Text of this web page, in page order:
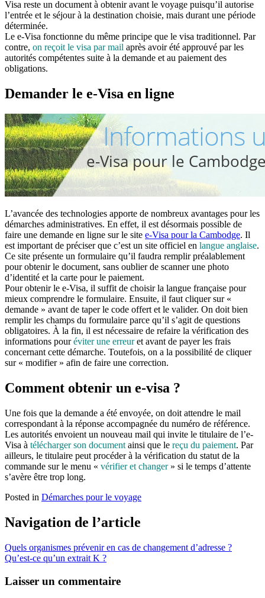
Visa reste un document à obtenir avant le voyage puisqu’il autorise
l’entrée et le séjour à la destination choisie, mais durant une période
déterminée.
Le e-Visa fonctionne du même principe que le visa traditionnel. Par
contre, on reçoit le visa par mail après avoir été approuvé par les
autorités compétentes suite à la demande et au paiement des
obligations.
Demander le e-Visa en ligne
L’avancée des technologies apporte de nombreux avantages pour les
démarches administratives. En effet, il est désormais possible de
faire une demande en ligne sur le site e-Visa pour la Cambodge. Il
est important de préciser que c’est un site officiel en langue anglaise.
Ce site présente un formulaire qu’il faudra remplir préalablement
pour obtenir le document, sans oublier de scanner une photo
d’identité et la carte pour le paiement.
Pour obtenir le e-Visa, il suffit de choisir la langue française pour
mieux comprendre le formulaire. Ensuite, il faut cliquer sur «
demande » avant de taper le code offert et le valider. On doit bien
remplir les champs du formulaire parce qu’il s’agit de questions
obligatoires. À la fin, il est nécessaire de refaire la vérification des
informations pouréviter une erreuret avant de payer les frais
concernant cette démarche. Toutefois, on a la possibilité de cliquer
sur « modifier » afin de faire une correction.
Comment obtenir un e-visa ?
Une fois que la demande a été envoyée, on doit attendre le mail
correspondant à la réponse accompagnée du numéro de référence.
Les autorités envoient un nouveau mail qui invite le titulaire de l’e-
Visa à télécharger son document ainsi que le reçu du paiement. Par
ailleurs, le titulaire peut procéder à la vérification du statut de la
commande sur le menu « vérifier et changer» si le temps d’attente
s’avère être trop long.
Posted in Démarches pour le voyage
Navigation de l’article
Quels organismes prévenir en cas de changement d’adresse ?
Qu’est-ce qu’un extrait K ?
Laisser un commentaire